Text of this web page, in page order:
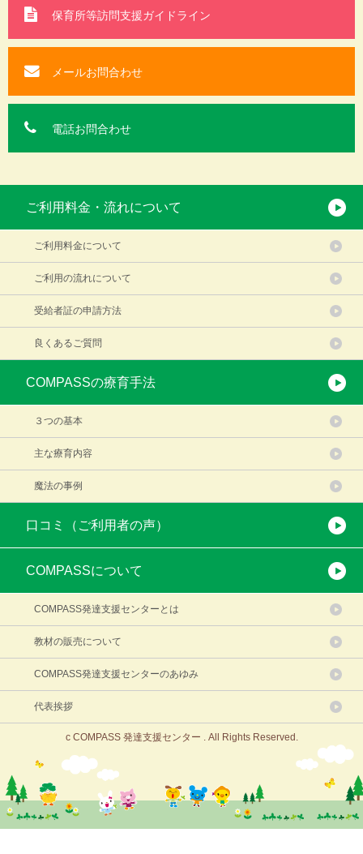
ご利用料金・流れについて
ご利用料金について
ご利用の流れについて
受給者証の申請方法
良くあるご質問
COMPASSの療育手法
３つの基本
主な療育内容
魔法の事例
口コミ（ご利用者の声）
COMPASSについて
COMPASS発達支援センターとは
教材の販売について
COMPASS発達支援センターのあゆみ
代表挨拶
保育所等訪問支援ガイドライン
メールお問合わせ
電話お問合わせ
c COMPASS 発達支援センター . All Rights Reserved.